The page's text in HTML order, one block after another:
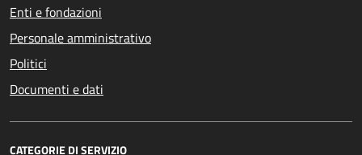
Enti e fondazioni
Personale amministrativo
Politici
Documenti e dati
CATEGORIE DI SERVIZIO